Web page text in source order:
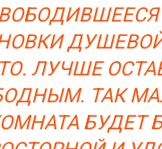
ЛУЧШЕ
ТАК
БУДЕТ